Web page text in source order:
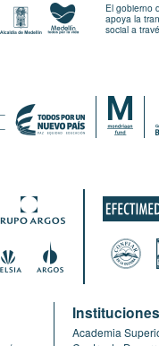
El gobierno
apoya la
social a
Academia